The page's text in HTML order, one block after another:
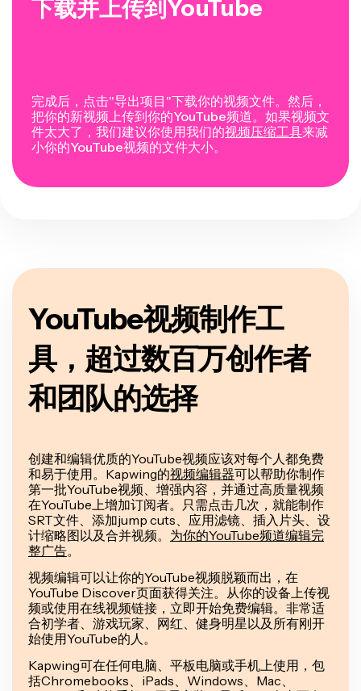
下载并上传到YouTube
完成后，点击"导出项目"下载你的视频文件。然后，
把你的新视频上传到你的YouTube频道。如果视频文
件太大了，我们建议你使用我们的视频压缩工具来减
小你的YouTube视频的文件大小。
YouTube视频制作工
具，超过数百万创作者
和团队的选择
创建和编辑优质的YouTube视频应该对每个人都免费
和易于使用。Kapwing的视频编辑器可以帮助你制作
第一批YouTube视频、增强内容，并通过高质量视频
在YouTube上增加订阅者。只需点击几次，就能制作
SRT文件、添加jump cuts、应用滤镜、插入片头、设
计缩略图以及合并视频。 为你的YouTube频道编辑完
整广告。
视频编辑可以让你的YouTube视频脱颖而出，在
YouTube Discover页面获得关注。从你的设备上传视
频或使用在线视频链接，立即开始免费编辑。非常适
合初学者、游戏玩家、网红、健身明星以及所有刚开
始使用YouTube的人。
Kapwing可在任何电脑、平板电脑或手机上使用，包
括Chromebooks、iPads、Windows、Mac、